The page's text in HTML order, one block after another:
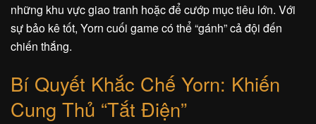
những khu vực giao tranh hoặc để cướp mục tiêu lớn. Với
sự bảo kê tốt, Yorn cuối game có thể “gánh” cả đội đến
chiến thắng.
Bí Quyết Khắc Chế Yorn: Khiến
Cung Thủ “Tắt Điện”